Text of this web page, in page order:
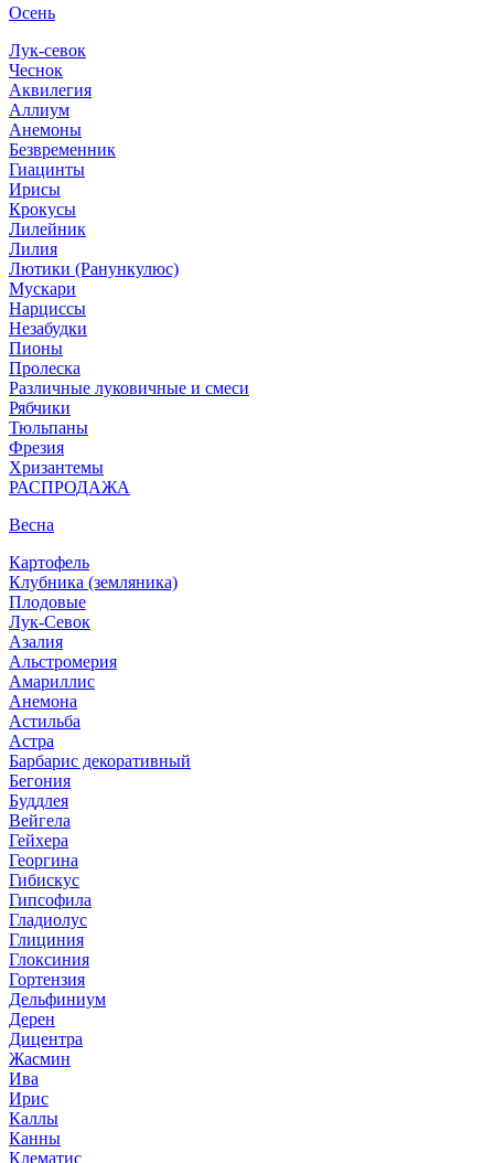
Осень
Лук-севок
Чеснок
Аквилегия
Аллиум
Анемоны
Безвременник
Гиацинты
Ирисы
Крокусы
Лилейник
Лилия
Лютики (Ранункулюс)
Мускари
Нарцисcы
Незабудки
Пионы
Пролеска
Различные луковичные и смеси
Рябчики
Тюльпаны
Фрезия
Хризантемы
РАСПРОДАЖА
Весна
Картофель
Клубника (земляника)
Плодовые
Лук-Севок
Азалия
Альстромерия
Амариллис
Анемона
Астильба
Астра
Барбарис декоративный
Бегония
Буддлея
Вейгела
Гейхера
Георгина
Гибискус
Гипсофила
Гладиолус
Глициния
Глоксиния
Гортензия
Дельфиниум
Дерен
Дицентра
Жасмин
Ива
Ирис
Каллы
Канны
Клематис